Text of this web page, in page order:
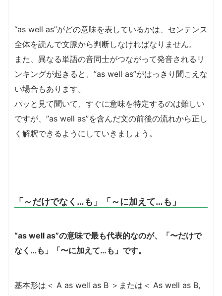
“as well as”がどの意味を表しているかは、センテンス
全体を読んで文脈から判断しなければなりません。
また、異なる単語の音同士がつながって発音されるリ
ンキングが起きると、”as well as”がはっきり聞こえな
い場合もあります。
パッと見て聞いて、すぐに意味を特定するのは難しい
ですが、”as well as”を含んだ文の前後の流れから正し
く解釈できるようにしていきましょう。
「～だけでなく…も」「～に加えて…も」
“as well as”の意味で最も代表的なのが、「〜だけで
なく…も」「〜に加えて…も」です。
基本形は＜ A as well as B ＞または＜ As well as B,